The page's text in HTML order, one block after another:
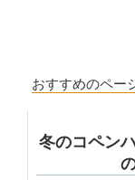
おすすめのペー
冬のコペン